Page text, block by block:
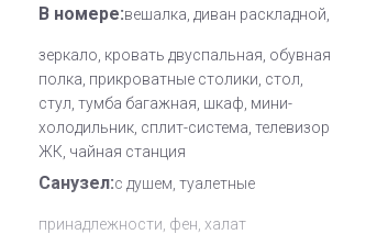
В номере:вешалка, диван раскладной,
зеркало, кровать двуспальная, обувная
полка, прикроватные столики, стол,
стул, тумба багажная, шкаф, мини-
холодильник, сплит-система, телевизор
ЖК, чайная станция
Санузел:с душем, туалетные
принадлежности, фен, халат